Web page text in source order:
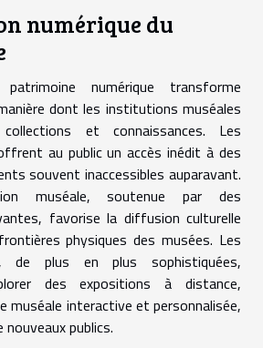
numérique du
patrimoine numérique transforme
dont les institutions muséales
et connaissances. Les
au public un accès inédit à des
souvent inaccessibles auparavant.
muséale, soutenue par des
favorise la diffusion culturelle
physiques des musées. Les
de plus en plus sophistiquées,
des expositions à distance,
muséale interactive et personnalisée,
publics.